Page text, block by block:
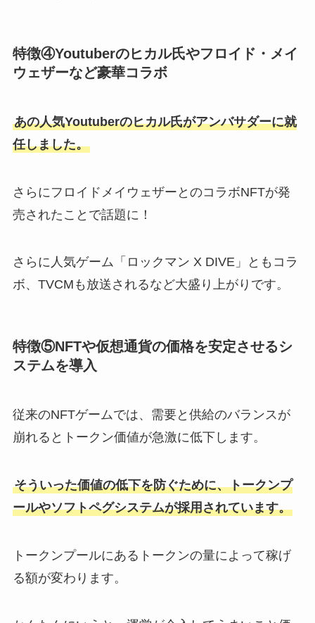
特徴④Youtuberのヒカル氏やフロイド・メイ
ウェザーなど豪華コラボ
あの人気Youtuberのヒカル氏がアンバサダーに就
任しました。
さらにフロイドメイウェザーとのコラボNFTが発
売されたことで話題に！
さらに人気ゲーム「ロックマン X DIVE」ともコラ
ボ、TVCMも放送されるなど大盛り上がりです。
特徴⑤NFTや仮想通貨の価格を安定させるシ
ステムを導入
従来のNFTゲームでは、需要と供給のバランスが
崩れるとトークン価値が急激に低下します。
そういった価値の低下を防ぐために、トークンプ
ールやソフトペグシステムが採用されています。
トークンプールにあるトークンの量によって稼げ
る額が変わります。